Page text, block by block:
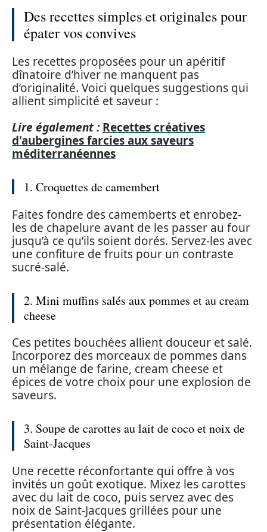
Des recettes simples et originales pour
épater vos convives
Les recettes proposées pour un apéritif
dînatoire d’hiver ne manquent pas
d’originalité. Voici quelques suggestions qui
allient simplicité et saveur :
Lire également : Recettes créatives
d'aubergines farcies aux saveurs
méditerranéennes
1. Croquettes de camembert
Faites fondre des camemberts et enrobez-
les de chapelure avant de les passer au four
jusqu’à ce qu’ils soient dorés. Servez-les avec
une confiture de fruits pour un contraste
sucré-salé.
2. Mini muffins salés aux pommes et au cream
cheese
Ces petites bouchées allient douceur et salé.
Incorporez des morceaux de pommes dans
un mélange de farine, cream cheese et
épices de votre choix pour une explosion de
saveurs.
3. Soupe de carottes au lait de coco et noix de
Saint-Jacques
Une recette réconfortante qui offre à vos
invités un goût exotique. Mixez les carottes
avec du lait de coco, puis servez avec des
noix de Saint-Jacques grillées pour une
présentation élégante.